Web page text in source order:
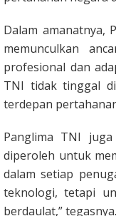
Dalam amanatnya,
memunculkan
profesional dan
TNI tidak tinggal
terdepan
Panglima TNI
diperoleh untuk
dalam setiap
teknologi, tetapi
berdaulat,” tegasnya.